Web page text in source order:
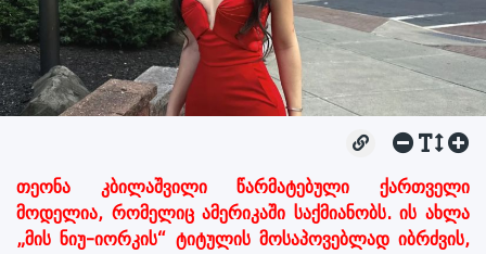
თეონა კბილაშვილი წარმატებული ქართველი
მოდელია, რომელიც ამერიკაში საქმიანობს. ის ახლა
„მის ნიუ-იორკის“ ტიტულის მოსაპოვებლად იბრძვის,